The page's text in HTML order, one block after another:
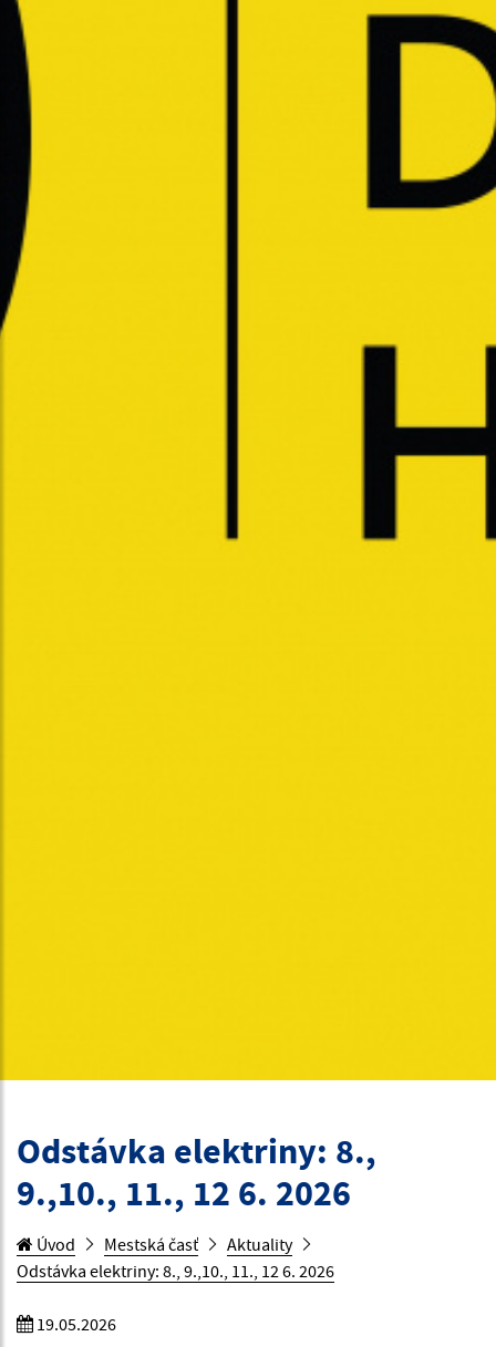
Odstávka elektriny: 8.,
9.,10., 11., 12 6. 2026
Úvod Mestská časť
Aktuality
Odstávka elektriny: 8., 9.,10., 11., 12 6. 2026
19.05.2026